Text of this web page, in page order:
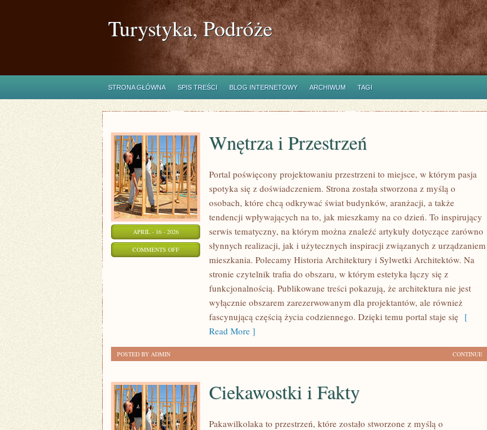
Turystyka, Podróże
STRONA GŁÓWNA SPIS TREŚCI BLOG INTERNETOWY ARCHIWUM TAGI
APRIL - 16 - 2026
COMMENTS OFFON
PRZESTRZEŃ
Wnętrza i Przestrzeń
Portal poświęcony projektowaniu przestrzeni to miejsce, w którym pasja
spotyka się z doświadczeniem. Strona została stworzona z myślą o
osobach, które chcą odkrywać świat budynków, aranżacji, a także
tendencji wpływających na to, jak mieszkamy na co dzień. To inspirujący
serwis tematyczny, na którym można znaleźć artykuły dotyczące zarówno
słynnych realizacji, jak i użytecznych inspiracji związanych z urządzaniem
mieszkania. Polecamy Historia Architektury i Sylwetki Architektów. Na
stronie czytelnik trafia do obszaru, w którym estetyka łączy się z
funkcjonalnością. Publikowane treści pokazują, że architektura nie jest
wyłącznie obszarem zarezerwowanym dla projektantów, ale również
fascynującą częścią życia codziennego. Dzięki temu portal staje się [
Read More ]
CONTINUE
POSTED BY ADMIN
Ciekawostki i Fakty
Pakawilkolaka to przestrzeń, które zostało stworzone z myślą o